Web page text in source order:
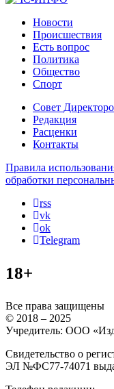
Новости
Происшествия
Есть вопрос
Политика
Общество
Спорт
Совет
Редакция
Расценки
Контакты
Правила
обработки
rss
vk
ok
Telegram
18+
Все права защищены
© 2018 – 2025
Учредитель: ООО
Свидетельство о
ЭЛ №ФС77-74071